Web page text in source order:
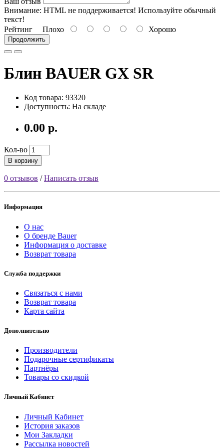
Внимание: HTML не поддерживается! Используйте обычный
текст!
Рейтинг Плохо Хорошо
Продолжить
Блин BAUER GX SR
Код товара: 93320
Доступность: На складе
0.00 р.
Кол-во
В корзину
0 отзывов /Написать отзыв
Информация
О нас
О бренде Bauer
Информация о доставке
Возврат товара
Служба поддержки
Связаться с нами
Возврат товара
Карта сайта
Дополнительно
Производители
Подарочные сертификаты
Партнёры
Товары со скидкой
Личный Кабинет
Личный Кабинет
История заказов
Мои Закладки
Рассылка новостей